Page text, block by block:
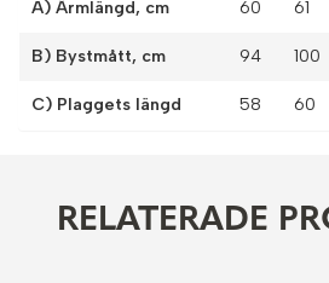
A) Ärmlängd, cm 60 61
B) Bystmått, cm 94 100
C) Plaggets längd 58 60
RELATERADE